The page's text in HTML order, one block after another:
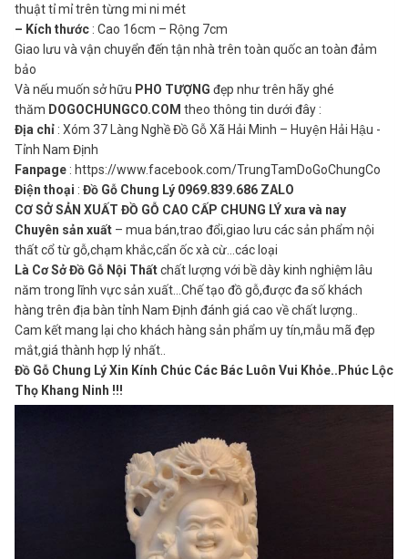
thuật tỉ mỉ trên từng mi ni mét
– Kích thước : Cao 16cm – Rộng 7cm
Giao lưu và vận chuyển đến tận nhà trên toàn quốc an toàn đảm
bảo
Và nếu muốn sở hữu PHO TƯỢNG đẹp như trên hãy ghé
thăm DOGOCHUNGCO.COM theo thông tin dưới đây :
Địa chỉ : Xóm 37 Làng Nghề Đồ Gỗ Xã Hải Minh – Huyện Hải Hậu -
Tỉnh Nam Định
Fanpage : https://www.facebook.com/TrungTamDoGoChungCo
Điện thoại : Đồ Gỗ Chung Lý 0969.839.686 ZALO
CƠ SỞ SẢN XUẤT ĐỒ GỖ CAO CẤP CHUNG LÝ xưa và nay
Chuyên sản xuất – mua bán,trao đổi,giao lưu các sản phẩm nội
thất cổ từ gỗ,chạm khắc,cẩn ốc xà cừ…các loại
Là Cơ Sở Đồ Gỗ Nội Thấtchất lượng với bề dày kinh nghiệm lâu
năm trong lĩnh vực sản xuất…Chế tạo đồ gỗ,được đa số khách
hàng trên địa bàn tỉnh Nam Định đánh giá cao về chất lượng..
Cam kết mang lại cho khách hàng sản phẩm uy tín,mẫu mã đẹp
mắt,giá thành hợp lý nhất..
Đồ Gỗ Chung Lý Xin Kính Chúc Các Bác Luôn Vui Khỏe..Phúc Lộc
Thọ Khang Ninh !!!